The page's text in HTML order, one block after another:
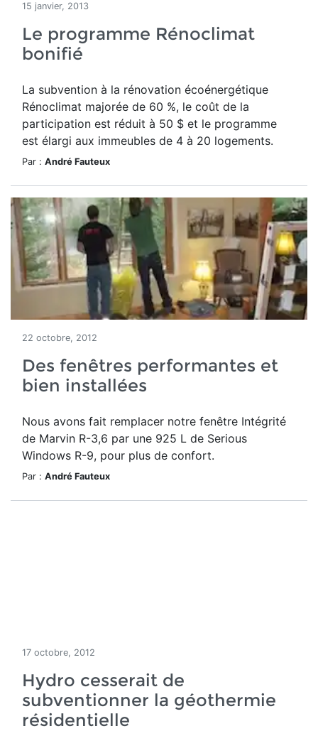
15 janvier, 2013
Le programme Rénoclimat
bonifié
La subvention à la rénovation écoénergétique
Rénoclimat majorée de 60 %, le coût de la
participation est réduit à 50 $ et le programme
est élargi aux immeubles de 4 à 20 logements.
Par : André Fauteux
22 octobre, 2012
Des fenêtres performantes et
bien installées
Nous avons fait remplacer notre fenêtre Intégrité
de Marvin R-3,6 par une 925 L de Serious
Windows R-9, pour plus de confort.
Par : André Fauteux
17 octobre, 2012
Hydro cesserait de
subventionner la géothermie
résidentielle